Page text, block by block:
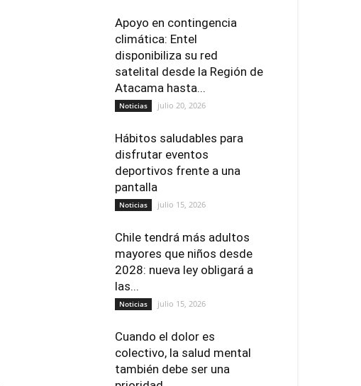
Apoyo en contingencia
climática: Entel
disponibiliza su red
satelital desde la Región de
Atacama hasta...
Noticias julio 20, 2026
Hábitos saludables para
disfrutar eventos
deportivos frente a una
pantalla
Noticias julio 15, 2026
Chile tendrá más adultos
mayores que niños desde
2028: nueva ley obligará a
las...
Noticias julio 15, 2026
Cuando el dolor es
colectivo, la salud mental
también debe ser una